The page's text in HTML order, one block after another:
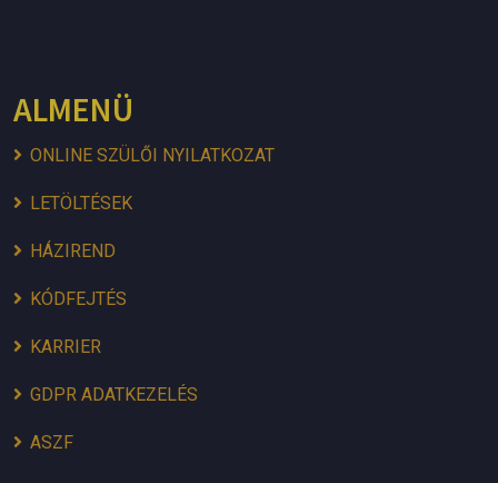
ALMENÜ
ONLINE SZÜLŐI NYILATKOZAT
LETÖLTÉSEK
HÁZIREND
KÓDFEJTÉS
KARRIER
GDPR ADATKEZELÉS
ASZF